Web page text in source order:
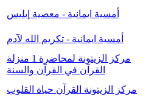
أمسية ايمانية - معصية إبليس
أمسية ايمانية - تكريم الله لآدم
مركز الزيتونة لمحاضرة 1 منزلة
القرآن في القرآن والسنة
مركز الزيتونة القرآن حياة القلوب